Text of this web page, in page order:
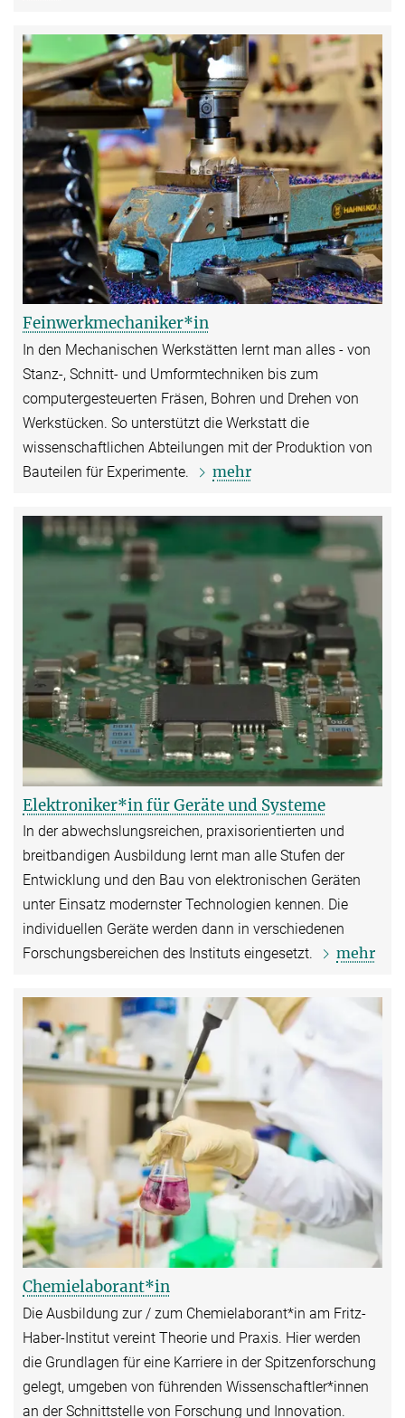
Feinwerkmechaniker*in
In den Mechanischen Werkstätten lernt man alles - von
Stanz-, Schnitt- und Umformtechniken bis zum
computergesteuerten Fräsen, Bohren und Drehen von
Werkstücken. So unterstützt die Werkstatt die
wissenschaftlichen Abteilungen mit der Produktion von
Bauteilen für Experimente.
mehr
Elektroniker*in für Geräte und Systeme
In der abwechslungsreichen, praxisorientierten und
breitbandigen Ausbildung lernt man alle Stufen der
Entwicklung und den Bau von elektronischen Geräten
unter Einsatz modernster Technologien kennen. Die
individuellen Geräte werden dann in verschiedenen
Forschungsbereichen des Instituts eingesetzt.
mehr
Chemielaborant*in
Die Ausbildung zur / zum Chemielaborant*in am Fritz-
Haber-Institut vereint Theorie und Praxis. Hier werden
die Grundlagen für eine Karriere in der Spitzenforschung
gelegt, umgeben von führenden Wissenschaftler*innen
an der Schnittstelle von Forschung und Innovation.